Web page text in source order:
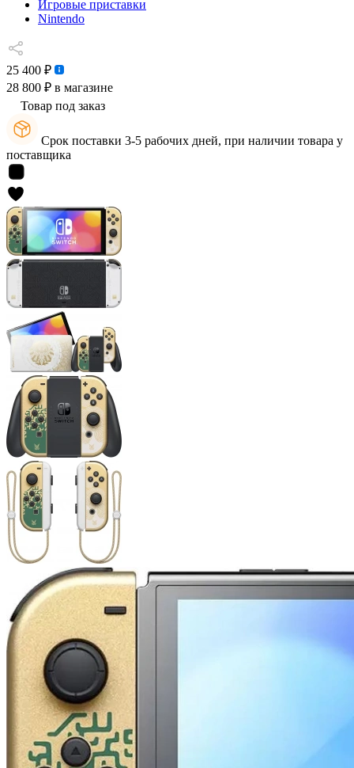
Игровые приставки
Nintendo
25 400 ₽
28 800 ₽ в магазине
Товар под заказ
Срок поставки 3-5 рабочих дней, при наличии товара у
поставщика